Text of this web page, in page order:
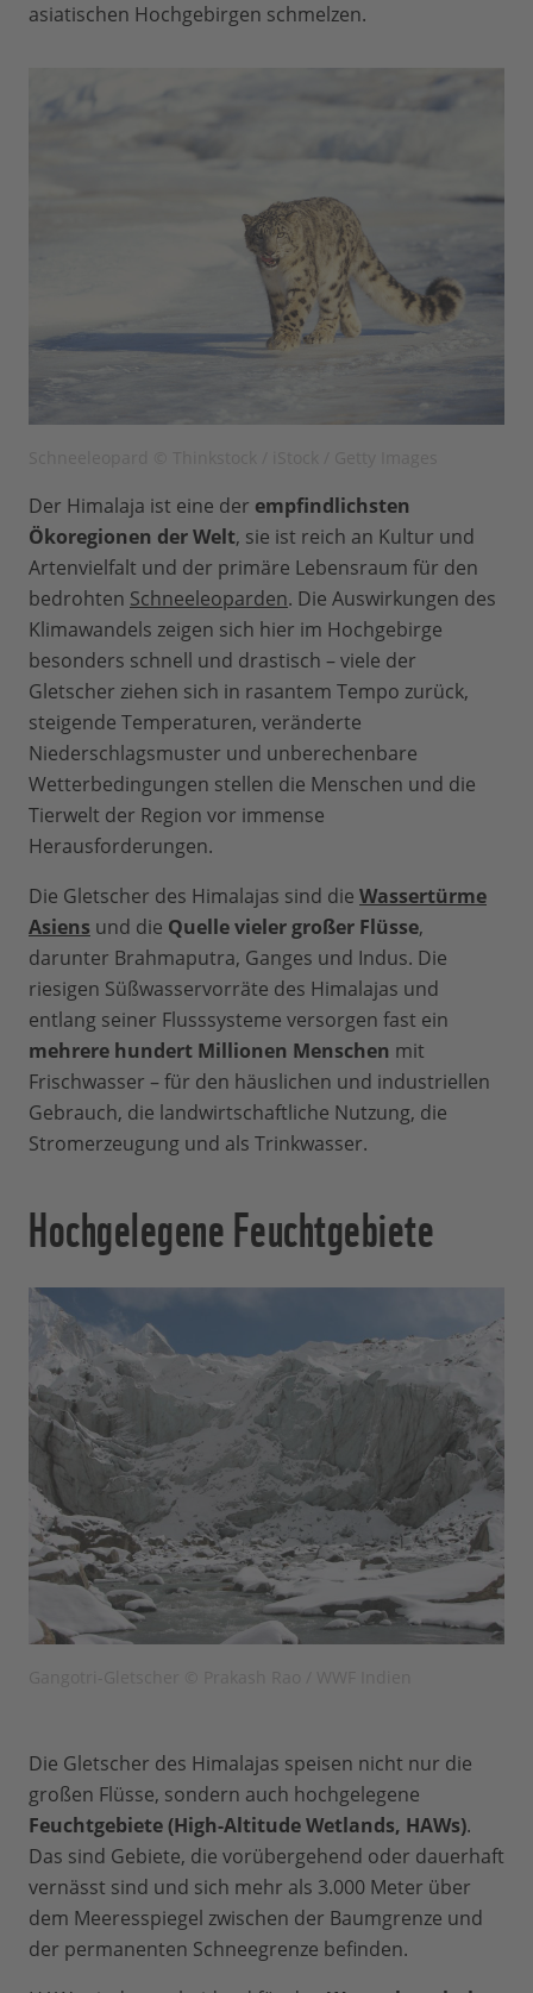
asiatischen Hochgebirgen schmelzen.
Der Himalaja ist eine der empfindlichsten
Ökoregionen der Welt, sie ist reich an Kultur und
Artenvielfalt und der primäre Lebensraum für den
bedrohten Schneeleoparden. Die Auswirkungen des
Klimawandels zeigen sich hier im Hochgebirge
besonders schnell und drastisch – viele der
Gletscher ziehen sich in rasantem Tempo zurück,
steigende Temperaturen, veränderte
Niederschlagsmuster und unberechenbare
Wetterbedingungen stellen die Menschen und die
Tierwelt der Region vor immense
Herausforderungen.
Die Gletscher des Himalajas sind die Wassertürme
Asiens und die Quelle vieler großer Flüsse,
darunter Brahmaputra, Ganges und Indus. Die
riesigen Süßwasservorräte des Himalajas und
entlang seiner Flusssysteme versorgen fast ein
mehrere hundert Millionen Menschen mit
Frischwasser – für den häuslichen und industriellen
Gebrauch, die landwirtschaftliche Nutzung, die
Stromerzeugung und als Trinkwasser.
Hochgelegene Feuchtgebiete
Die Gletscher des Himalajas speisen nicht nur die
großen Flüsse, sondern auch hochgelegene
Feuchtgebiete (High-Altitude Wetlands, HAWs).
Das sind Gebiete, die vorübergehend oder dauerhaft
vernässt sind und sich mehr als 3.000 Meter über
dem Meeresspiegel zwischen der Baumgrenze und
der permanenten Schneegrenze befinden.